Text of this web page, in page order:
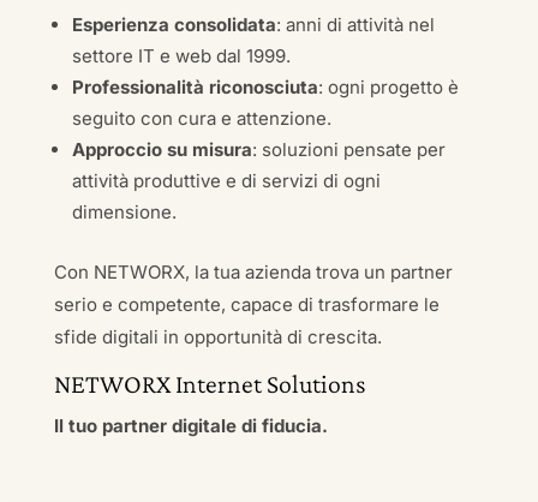
Esperienza consolidata: anni di attività nel
settore IT e web dal 1999.
Professionalità riconosciuta: ogni progetto è
seguito con cura e attenzione.
Approccio su misura: soluzioni pensate per
attività produttive e di servizi di ogni
dimensione.
Con NETWORX, la tua azienda trova un partner
serio e competente, capace di trasformare le
sfide digitali in opportunità di crescita.
NETWORX Internet Solutions
Il tuo partner digitale di fiducia.